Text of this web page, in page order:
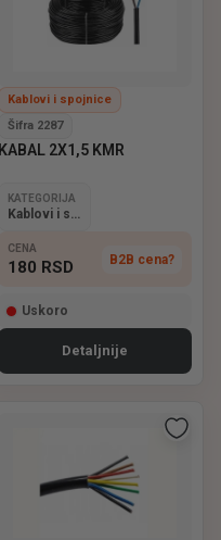
Kablovi i spojnice
Šifra 2287
KABAL 2X1,5 KMR
KATEGORIJA
Kablovi i spojnice
CENA
180 RSD B2B cena?
Uskoro
Detaljnije